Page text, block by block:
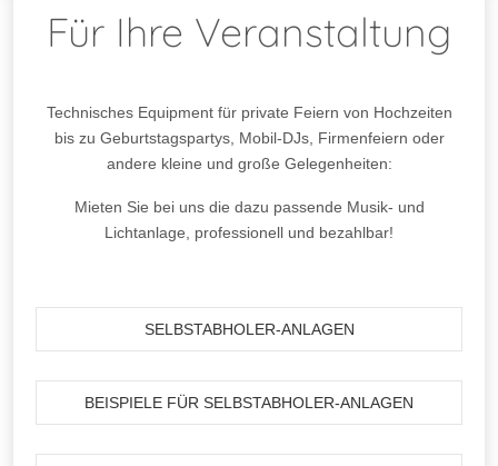
Für Ihre Veranstaltung
Technisches Equipment für private Feiern von Hochzeiten
bis zu Geburtstagspartys, Mobil-DJs, Firmenfeiern oder
andere kleine und große Gelegenheiten:
Mieten Sie bei uns die dazu passende Musik- und
Lichtanlage, professionell und bezahlbar!
SELBSTABHOLER-ANLAGEN
BEISPIELE FÜR SELBSTABHOLER-ANLAGEN